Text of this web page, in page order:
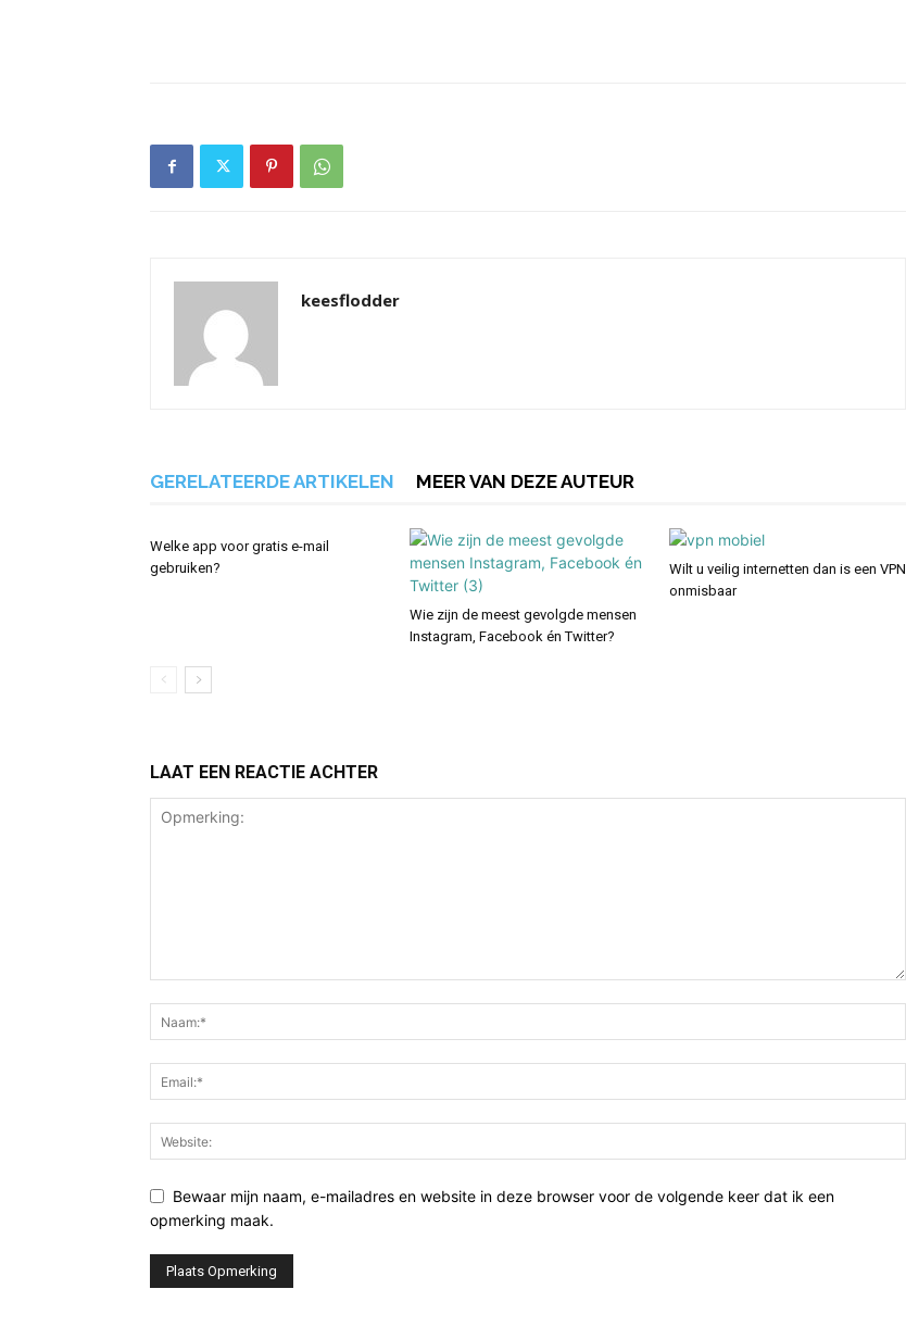
keesflodder
GERELATEERDE ARTIKELEN MEER VAN DEZE AUTEUR
Welke app voor gratis e-mail
gebruiken?
Wie zijn de meest gevolgde mensen
Instagram, Facebook én Twitter?
Wilt u veilig internetten dan is een VPN
onmisbaar
LAAT EEN REACTIE ACHTER
Bewaar mijn naam, e-mailadres en website in deze browser voor de volgende keer dat ik een
opmerking maak.